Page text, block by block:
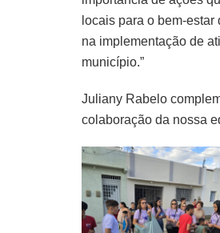
locais para o bem-
na implementação de
município.”
Juliany Rabelo
colaboração da nossa